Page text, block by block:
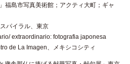
福島市写真美術館；アクティ大町；ギャ
スパイラル、東京
extraordinario: fotografia japonesa
de La Imagen、メキシコシティ